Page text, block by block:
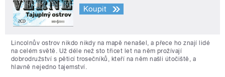
Koupit
Lincolnův ostrov nikdo nikdy na mapě nenašel, a přece ho znají lidé
na celém světě. Už déle než sto třicet let na něm prožívají
dobrodružství s pěticí trosečníků, kteří na něm našli útočiště, a
hlavně nejedno tajemství.